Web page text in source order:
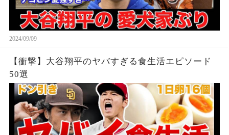
2024/09/09
【衝撃】大谷翔平のヤバすぎる食生活エピソード
50選